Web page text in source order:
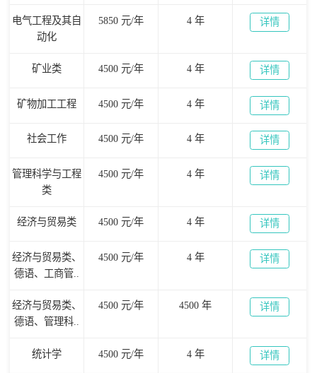
电气工程及其自
动化
5850 元/年 4 年 详情
矿业类 4500 元/年 4 年 详情
矿物加工工程 4500 元/年 4 年 详情
社会工作 4500 元/年 4 年 详情
管理科学与工程
类
4500 元/年 4 年 详情
经济与贸易类 4500 元/年 4 年 详情
经济与贸易类、
德语、工商管..
4500 元/年 4 年 详情
经济与贸易类、
德语、管理科..
4500 元/年 4500 年 详情
统计学 4500 元/年 4 年 详情